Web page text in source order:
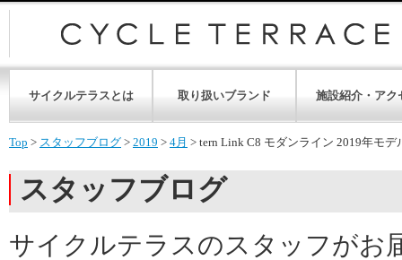
サイクルテラスとは 取り扱いブランド 施設紹介・アク
Top > スタッフブログ > 2019 > 4月 > tern Link C8 モダンライン 2019年モデ
スタッフブログ
サイクルテラスのスタッフがお